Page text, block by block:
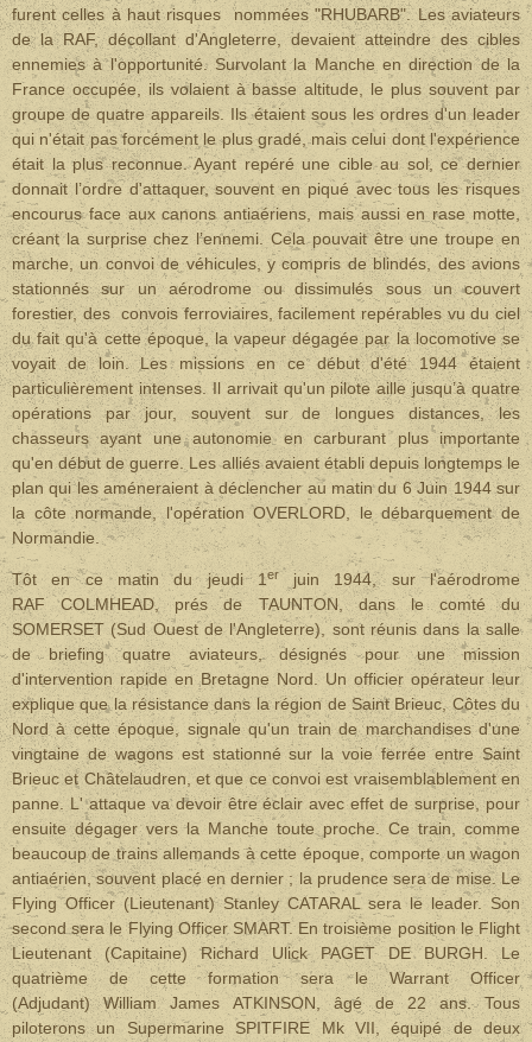
furent celles à haut risques nommées "RHUBARB". Les aviateurs
de la RAF, décollant d'Angleterre, devaient atteindre des cibles
ennemies à l'opportunité. Survolant la Manche en direction de la
France occupée, ils volaient à basse altitude, le plus souvent par
groupe de quatre appareils. Ils étaient sous les ordres d'un leader
qui n'était pas forcément le plus gradé, mais celui dont l'expérience
était la plus reconnue. Ayant repéré une cible au sol, ce dernier
donnait l’ordre d'attaquer, souvent en piqué avec tous les risques
encourus face aux canons antiaériens, mais aussi en rase motte,
créant la surprise chez l’ennemi. Cela pouvait être une troupe en
marche, un convoi de véhicules, y compris de blindés, des avions
stationnés sur un aérodrome ou dissimulés sous un couvert
forestier, des convois ferroviaires, facilement repérables vu du ciel
du fait qu'à cette époque, la vapeur dégagée par la locomotive se
voyait de loin.Les missions en ce début d'été 1944 étaient
particulièrement intenses. Il arrivait qu'un pilote aille jusqu’à quatre
opérations par jour, souvent sur de longues distances, les
chasseurs ayant une autonomie en carburant plus importante
qu'en début de guerre. Les alliés avaient établi depuis longtemps le
plan qui les améneraient à déclencher au matin du 6 Juin 1944 sur
la côte normande, l'opération OVERLORD, le débarquement de
Normandie.
Tôt en ce matin du jeudi 1erjuin 1944, sur l'aérodrome
RAF COLMHEAD, prés de TAUNTON, dans le comté du
SOMERSET (Sud Ouest de l'Angleterre), sont réunis dans la salle
de briefing quatre aviateurs, désignés pour une mission
d'intervention rapide en Bretagne Nord. Un officier opérateur leur
explique que la résistance dans la région de Saint Brieuc, Côtes du
Nord à cette époque, signale qu'un train de marchandises d'une
vingtaine de wagons est stationné sur la voie ferrée entre Saint
Brieuc et Châtelaudren, et que ce convoi est vraisemblablement en
panne. L' attaque va devoir être éclair avec effet de surprise, pour
ensuite dégager vers la Manche toute proche. Ce train, comme
beaucoup de trains allemands à cette époque, comporte un wagon
antiaérien, souvent placé en dernier ; la prudence sera de mise. Le
Flying Officer (Lieutenant) Stanley CATARAL sera le leader. Son
second sera le Flying Officer SMART. En troisième position le Flight
Lieutenant (Capitaine) Richard Ulick PAGET DE BURGH. Le
quatrième de cette formation sera le Warrant Officer
(Adjudant) William James ATKINSON, âgé de 22 ans. Tous
piloterons un Supermarine SPITFIRE Mk VII, équipé de deux